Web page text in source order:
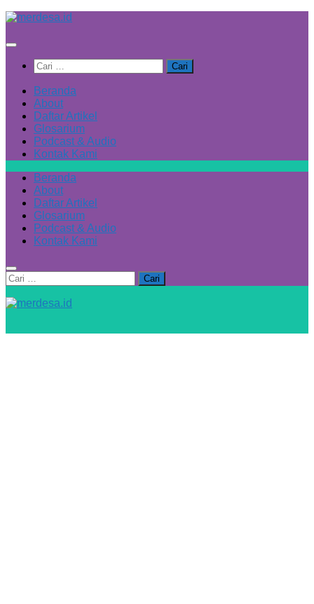
Skip
content
Cari
untuk:
Beranda
About
Daftar Artikel
Glosarium
Podcast & Audio
Kontak Kami
Beranda
About
Daftar Artikel
Glosarium
Podcast & Audio
Kontak Kami
Cari
untuk: